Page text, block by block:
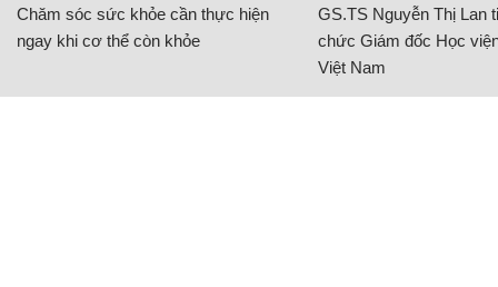
Chăm sóc sức khỏe cần thực hiện
ngay khi cơ thể còn khỏe
GS.TS Nguyễn Thị Lan
chức Giám đốc Học
Việt Nam